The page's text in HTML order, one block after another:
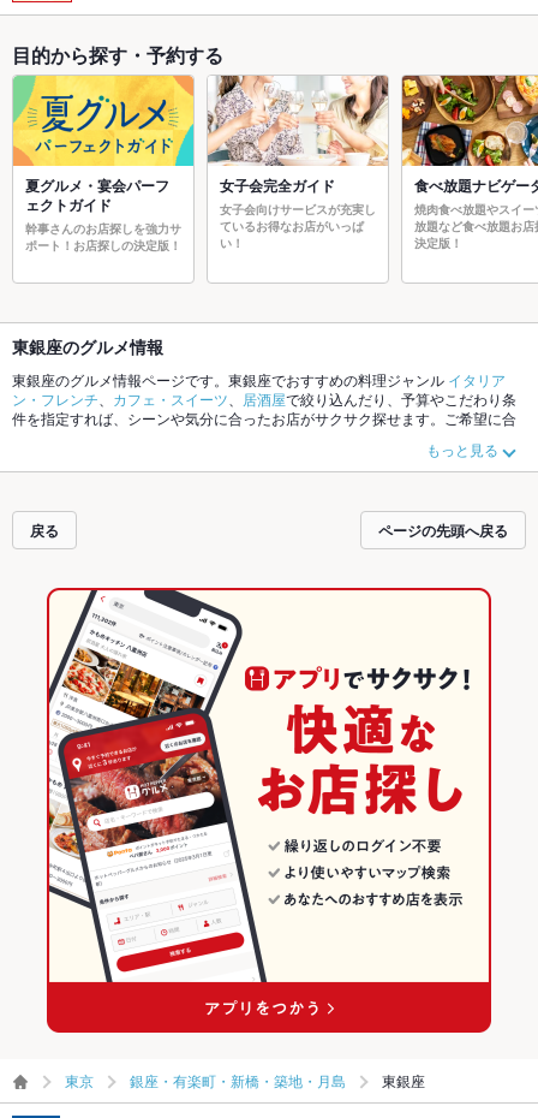
目的から探す・予約する
夏グルメ・宴会パーフ
ェクトガイド
幹事さんのお店探しを強力サ
ポート！お店探しの決定版！
女子会完全ガイド
女子会向けサービスが充実し
ているお得なお店がいっぱ
い！
食べ放題ナビゲー
焼肉食べ放題やスイー
放題など食べ放題お店
決定版！
東銀座のグルメ情報
東銀座のグルメ情報ページです。東銀座でおすすめの料理ジャンル イタリア
ン・フレンチ
カフェ・スイーツ 居酒屋で絞り込んだり、予算やこだわり条
件を指定すれば、シーンや気分に合ったお店がサクサク探せます。ご希望に合
してみてください。ホットペッパーグルメなら、お得なクーポンはもちろん、
こだわりメニュー沖縄料理、しゃぶしゃぶ、うどんや季節のおすすめ料理な
ト予約が使えるお店も拡大中です。友達どうしの飲み会にも、会社の宴会に
も、デートやパーティーにもお得に便利にホットペッパーグルメをご利用くだ
さい。
もっと見る
戻る ページの先頭へ戻る
東京 銀座・有楽町・新橋・築地・月島 東銀座